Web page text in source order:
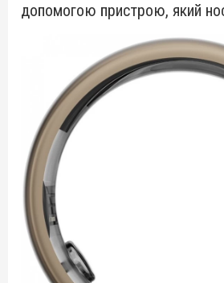
допомогою пристрою, який